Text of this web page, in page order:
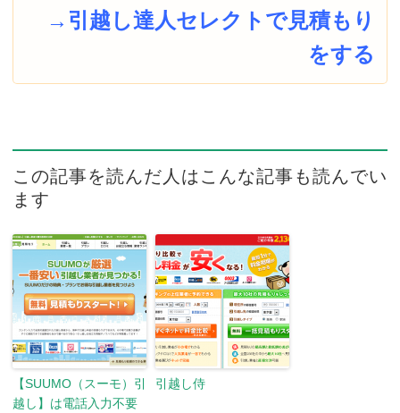
→引越し達人セレクトで見積もり
をする
この記事を読んだ人はこんな記事も読んでい
ます
【SUUMO（スーモ）引
越し】は電話入力不要
引越し侍